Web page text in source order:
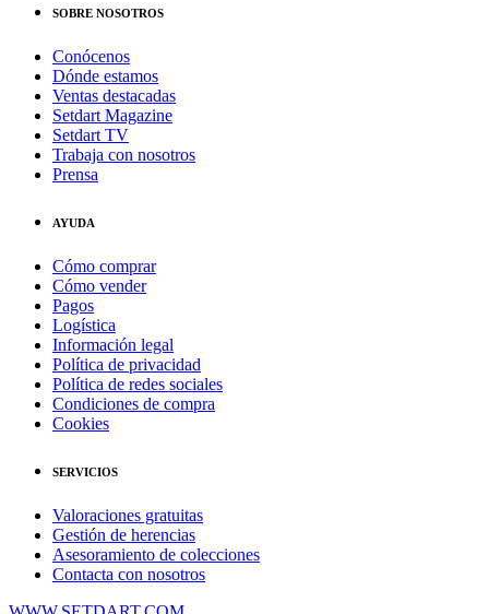
SOBRE NOSOTROS
Conócenos
Dónde estamos
Ventas destacadas
Setdart Magazine
Setdart TV
Trabaja con nosotros
Prensa
AYUDA
Cómo comprar
Cómo vender
Pagos
Logística
Información legal
Política de privacidad
Política de redes sociales
Condiciones de compra
Cookies
SERVICIOS
Valoraciones gratuitas
Gestión de herencias
Asesoramiento de colecciones
Contacta con nosotros